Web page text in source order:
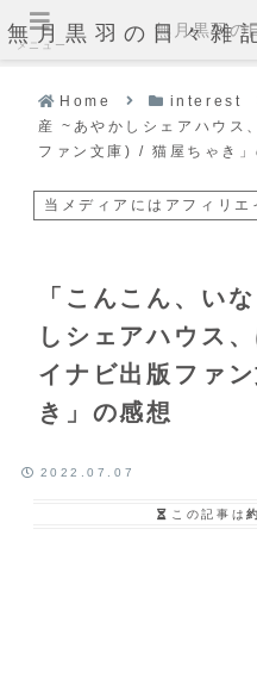
無月黒羽の日々雑
Home interest
産 ~あやかしシェアハウス
ファン文庫) / 猫屋ちゃき」
当メディアにはアフィリエ
「こんこん、い
しシェアハウス
イナビ出版ファ
き」の感想
2022.07.07
この記事は
メニュー
無月黒羽の